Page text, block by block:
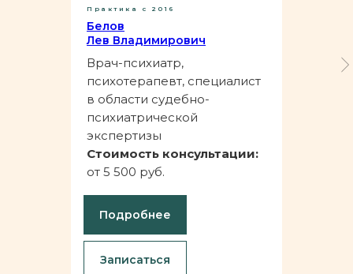
Практика с 2016
Белов
Лев Владимирович
Врач-психиатр,
психотерапевт, специалист
в области судебно-
психиатрической
экспертизы
Стоимость консультации:
от 5 500 руб.
Подробнее
Записаться